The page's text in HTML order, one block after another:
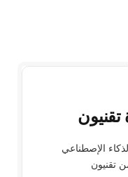
الإصطناعي
تقنيون